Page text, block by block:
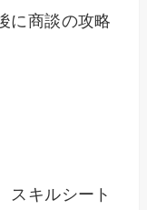
に商談の攻略
スキルシート